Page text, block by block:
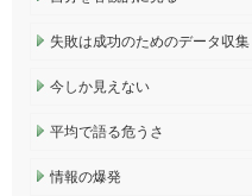
失敗は成功のためのデータ収集
今しか見えない
平均で語る危うさ
情報の爆発